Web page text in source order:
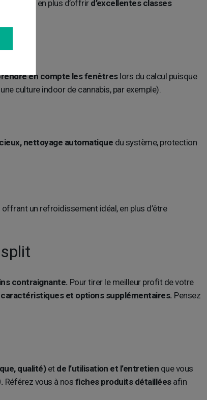
en plus d’offrir d’excellentes classes
en compte les fenêtreslors du calcul puisque
culture indoor de cannabis, par exemple).
nettoyage automatique du système, protection
un refroidissement idéal, en plus d’être
contraignante. Pour tirer le meilleur profit de votre
et options supplémentaires. Pensez
qualité)et de l’utilisation et l’entretien que vous
Référez vous à nos fiches produits détailléesafin